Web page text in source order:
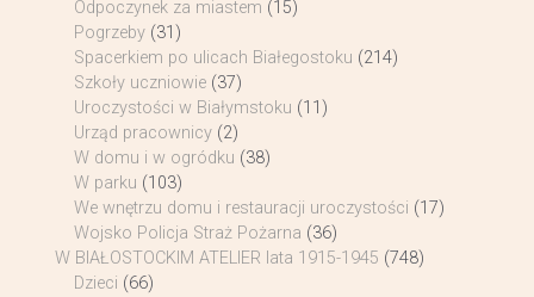
Odpoczynek za miastem (15)
Pogrzeby (31)
Spacerkiem po ulicach Białegostoku (214)
Szkoły uczniowie (37)
Uroczystości w Białymstoku (11)
Urząd pracownicy (2)
W domu i w ogródku (38)
W parku (103)
We wnętrzu domu i restauracji uroczystości (17)
Wojsko Policja Straż Pożarna (36)
W BIAŁOSTOCKIM ATELIER lata 1915-1945 (748)
Dzieci (66)